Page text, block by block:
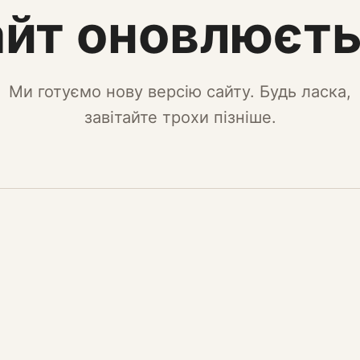
Ми готуємо нову версію сайту. Будь ласка,
завітайте трохи пізніше.